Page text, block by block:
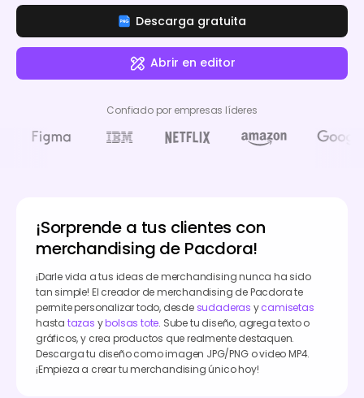
mediana
de
hombro
caído
con
cordón
grande
Descarga gratuita
Abrir en editor
Confiado por empresas líderes
¡Sorprende a tus clientes con
merchandising de Pacdora!
¡Darle vida a tus ideas de merchandising nunca ha sido
tan simple! El creador de merchandising de Pacdora te
permite personalizar todo, desde sudaderas ycamisetas
hasta tazas ybolsas tote. Sube tu diseño, agrega texto o
gráficos, y crea productos que realmente destaquen.
Descarga tu diseño como imagen JPG/PNG o video MP4.
¡Empieza a crear tu merchandising único hoy!